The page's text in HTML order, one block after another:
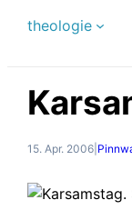
theologie
15. Apr. 2006